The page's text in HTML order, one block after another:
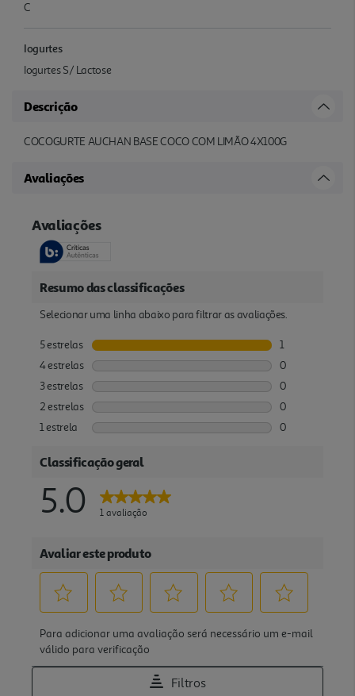
C
Iogurtes
Iogurtes S/ Lactose
Descrição
COCOGURTE AUCHAN BASE COCO COM LIMÃO 4X100G
Avaliações